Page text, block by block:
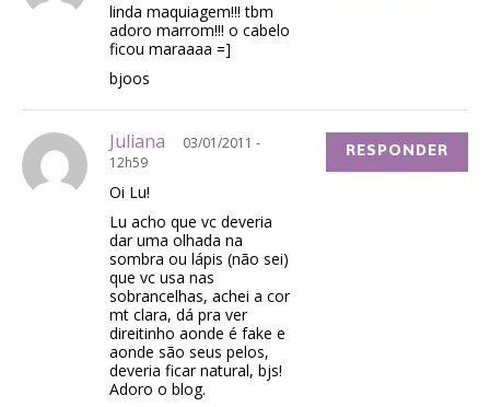
linda maquiagem!!! tbm
adoro marrom!!! o cabelo
ficou maraaaa =]
bjoos
Juliana
03/01/2011 -
12h59
Oi Lu!
Lu acho que vc deveria
dar uma olhada na
sombra ou lápis (não sei)
que vc usa nas
sobrancelhas, achei a cor
mt clara, dá pra ver
direitinho aonde é fake e
aonde são seus pelos,
deveria ficar natural, bjs!
Adoro o blog.
RESPONDER